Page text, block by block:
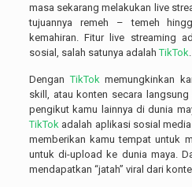
masa sekarang melakukan live
tujuannya remeh – temeh
kemahiran. Fitur live streaming
sosial, salah satunya adalahTikTok
DenganTikTok memungkinkan
skill, atau konten secara
pengikut kamu lainnya di dunia
TikTok adalah aplikasi sosial
memberikan kamu tempat untuk
untuk di-upload ke dunia maya.
mendapatkan “jatah” viral dari